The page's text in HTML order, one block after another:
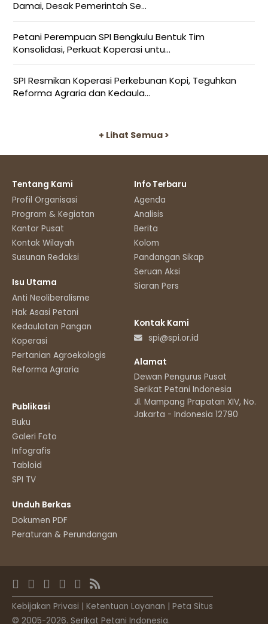
Damai, Desak Pemerintah Se...
Petani Perempuan SPI Bengkulu Bentuk Tim
Konsolidasi, Perkuat Koperasi untu...
SPI Resmikan Koperasi Perkebunan Kopi, Teguhkan
Reforma Agraria dan Kedaula...
+ Lihat Semua >
Tentang Kami
Profil Organisasi
Program & Kegiatan
Kantor Pusat
Kontak Wilayah
Susunan Redaksi
Isu Utama
Anti Neoliberalisme
Hak Asasi Petani
Kedaulatan Pangan
Koperasi
Pertanian Agroekologis
Reforma Agraria
Publikasi
Buku
Galeri Foto
Infografis
Tabloid
SPI TV
Unduh Berkas
Dokumen PDF
Peraturan & Perundangan
Info Terbaru
Agenda
Analisis
Berita
Kolom
Pandangan Sikap
Seruan Aksi
Siaran Pers
Kontak Kami
spi@spi.or.id
Alamat
Dewan Pengurus Pusat
Serikat Petani Indonesia
Jl. Mampang Prapatan XIV, No.11
Jakarta - Indonesia 12790
Kebijakan Privasi Ketentuan Layanan
Peta Situs
© 2005-2026. Serikat Petani Indonesia.